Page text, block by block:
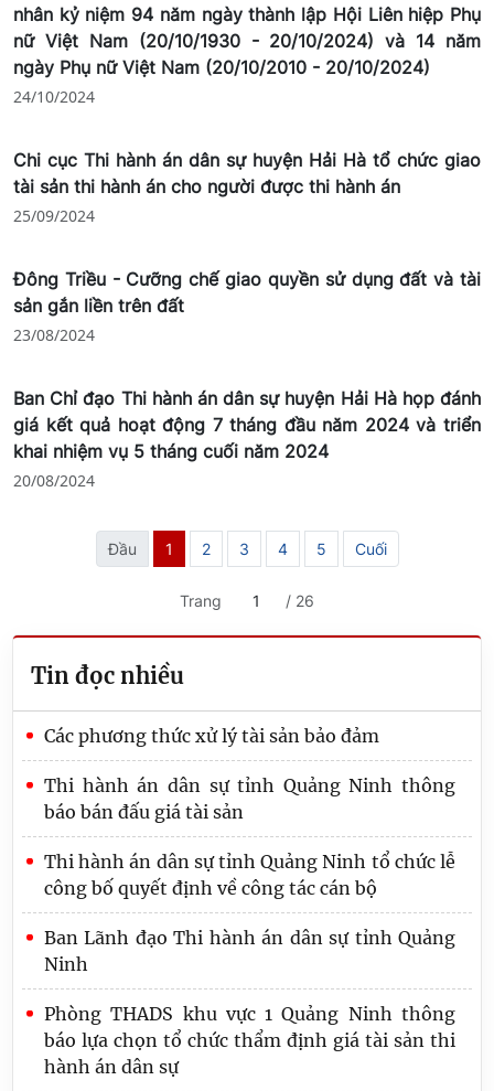
nhân kỷ niệm 94 năm ngày thành lập Hội Liên hiệp Phụ
nữ Việt Nam (20/10/1930 - 20/10/2024) và 14 năm
ngày Phụ nữ Việt Nam (20/10/2010 - 20/10/2024)
24/10/2024
Chi cục Thi hành án dân sự huyện Hải Hà tổ chức giao
tài sản thi hành án cho người được thi hành án
25/09/2024
Đông Triều - Cưỡng chế giao quyền sử dụng đất và tài
sản gắn liền trên đất
23/08/2024
Ban Chỉ đạo Thi hành án dân sự huyện Hải Hà họp đánh
giá kết quả hoạt động 7 tháng đầu năm 2024 và triển
khai nhiệm vụ 5 tháng cuối năm 2024
20/08/2024
Đầu 1 2 3 4 5 Cuối
Trang / 26
Tin đọc nhiều
Các phương thức xử lý tài sản bảo đảm
Thi hành án dân sự tỉnh Quảng Ninh thông
báo bán đấu giá tài sản
Thi hành án dân sự tỉnh Quảng Ninh tổ chức lễ
công bố quyết định về công tác cán bộ
Ban Lãnh đạo Thi hành án dân sự tỉnh Quảng
Ninh
Phòng THADS khu vực 1 Quảng Ninh thông
báo lựa chọn tổ chức thẩm định giá tài sản thi
hành án dân sự